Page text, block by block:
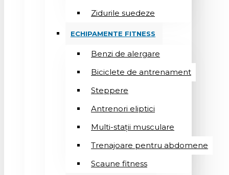
Zidurile suedeze
ECHIPAMENTE FITNESS
Benzi de alergare
Biciclete de antrenament
Steppere
Antrenori eliptici
Multi-stații musculare
Trenajoare pentru abdomene
Scaune fitness